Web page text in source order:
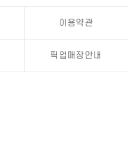
이용약관
픽업매장안내